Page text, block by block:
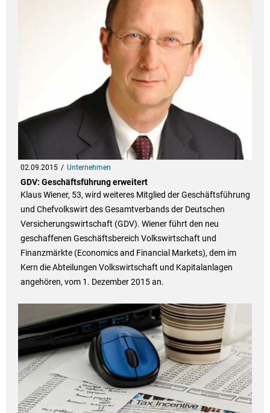
02.09.2015 Unternehmen
GDV: Geschäftsführung erweitert
Klaus Wiener, 53, wird weiteres Mitglied der Geschäftsführung
und Chefvolkswirt des Gesamtverbands der Deutschen
Versicherungswirtschaft (GDV). Wiener führt den neu
geschaffenen Geschäftsbereich Volkswirtschaft und
Finanzmärkte (Economics and Financial Markets), dem im
Kern die Abteilungen Volkswirtschaft und Kapitalanlagen
angehören, vom 1. Dezember 2015 an.